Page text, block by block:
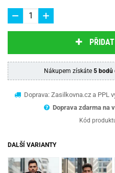
Nákupem získáte 5 bodů
Doprava: Zasilkovna.cz a PPL
Doprava zdarma na
Kód
DALŠÍ VARIANTY